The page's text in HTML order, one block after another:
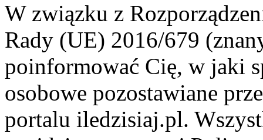
W związku z
Rady (UE) 2016/679
poinformować Cię, w jaki
osobowe pozostawiane
portalu iledzisiaj.pl.